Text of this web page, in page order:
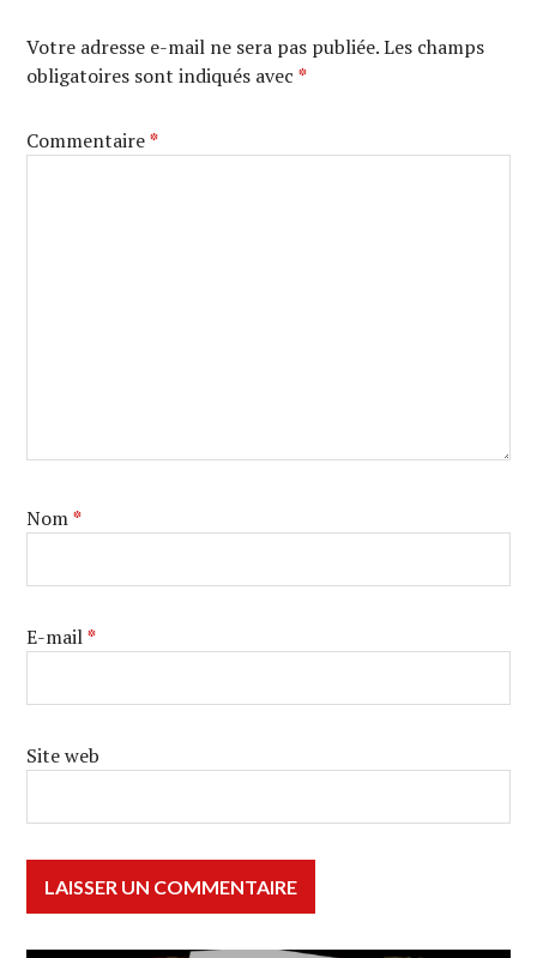
Votre adresse e-mail ne sera pas publiée. Les champs
obligatoires sont indiqués avec*
Commentaire*
Nom*
E-mail*
Site web